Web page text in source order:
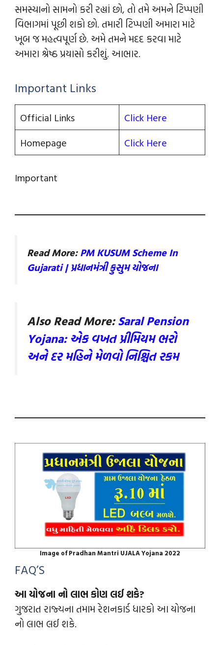
સમસ્યાનો સામનો કરી રહ્યાં છો, તો તમે અમને ટિપ્પણી
વિભાગમાં પૂછી શકો છો. તમારી ટિપ્પણી અમારા માટે
ખૂબ જ મહત્વપૂર્ણ છે. અમે તમને મદદ કરવા માટે
અમારા શ્રેષ્ઠ પ્રયાસો કરીશું. આભાર.
Important Links
Official Links
Click Here
Homepage
Click Here
Important
Read More:PM KUSUM Scheme In
Gujarati | પ્રધાનમંત્રી કુસુમ યોજના
Also Read More:Saral Pension
Yojana: એક વખત પ્રીમિયમ ભરો
અને દર મહિને મેળવો નિશ્ચિત રકમ
Image of Pradhan Mantri UJALA Yojana 2022
FAQ’S
આ યોજના નો લાભ કોણ લઈ શકે?
ગુજરાત રાજ્યના તમામ રેશનકાર્ડ ધારકો આ યોજના
નો લાભ લઈ શકે.